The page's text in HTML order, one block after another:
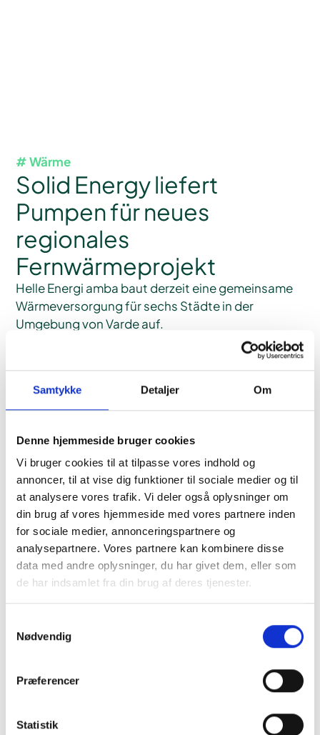
Samtykke Detaljer Om
Denne hjemmeside bruger cookies
Vi bruger cookies til at tilpasse vores indhold og
annoncer, til at vise dig funktioner til sociale medier og til
at analysere vores trafik. Vi deler også oplysninger om
din brug af vores hjemmeside med vores partnere inden
for sociale medier, annonceringspartnere og
analysepartnere. Vores partnere kan kombinere disse
data med andre oplysninger, du har givet dem, eller som
de har indsamlet fra din brug af deres tjenester.
Nødvendig
Præferencer
Statistik
# Wärme
Solid Energy liefert
Pumpen für neues
regionales
Fernwärmeprojekt
Helle Energi amba baut derzeit eine gemeinsame
Wärmeversorgung für sechs Städte in der
Umgebung von Varde auf.
# Wärme
Grüne Wärme, clever
genutzt. Wenn eine
Wärmepumpe mehr als nur
heizt
Karup Heizkraftzentrale eine einzigartige Anlage
Energiequellen liefert, die Versorgung sicherstellt